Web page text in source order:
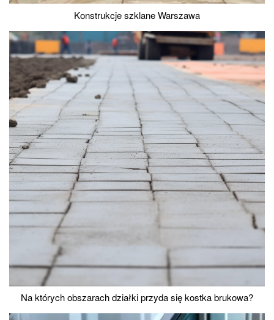
Konstrukcje szklane Warszawa
Na których obszarach działki przyda się kostka brukowa?